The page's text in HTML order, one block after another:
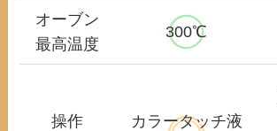
オーブン
最高温度
300℃
操作
カラータッチ液